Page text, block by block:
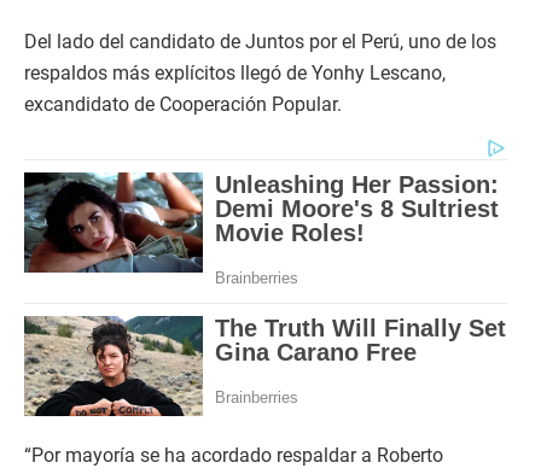
Del lado del candidato de Juntos por el Perú, uno de los
respaldos más explícitos llegó de Yonhy Lescano,
excandidato de Cooperación Popular.
“Por mayoría se ha acordado respaldar a Roberto